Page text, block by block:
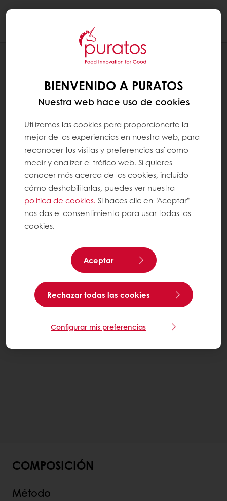
COMPOSICIÓN
Método
BIENVENIDO A PURATOS
Nuestra web hace uso de cookies
Utilizamos las cookies para proporcionarte la
mejor de las experiencias en nuestra web, para
reconocer tus visitas y preferencias así como
medir y analizar el tráfico web. Si quieres
conocer más acerca de las cookies, incluído
cómo deshabilitarlas, puedes ver nuestra
política de cookies. Si haces clic en "Aceptar"
nos das el consentimiento para usar todas las
cookies.
Aceptar
Rechazar todas las cookies
Configurar mis preferencias